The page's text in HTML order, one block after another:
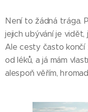
Není to žádná trága.
jejich ubývání je vidět,
Ale cesty často končí
od léků, a já mám
alespoň věřím,